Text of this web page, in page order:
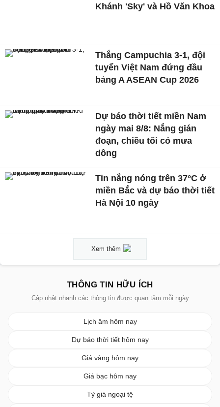
Khánh 'Sky' và Hồ Văn Khoa
Thắng Campuchia 3-1, đội
tuyển Việt Nam đứng đầu
bảng A ASEAN Cup 2026
Dự báo thời tiết miền Nam
ngày mai 8/8: Nắng gián
đoạn, chiều tối có mưa
dông
Tin nắng nóng trên 37°C ở
miền Bắc và dự báo thời tiết
Hà Nội 10 ngày
Xem thêm
THÔNG TIN HỮU ÍCH
Cập nhật nhanh các thông tin được quan tâm mỗi ngày
Lịch âm hôm nay
Dự báo thời tiết hôm nay
Giá vàng hôm nay
Giá bạc hôm nay
Tỷ giá ngoại tệ